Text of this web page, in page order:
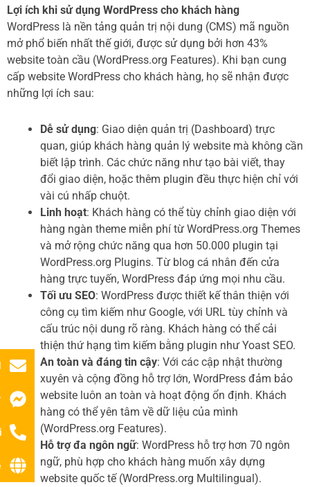
Lợi ích khi sử dụng WordPress cho khách hàng
WordPress là nền tảng quản trị nội dung (CMS) mã nguồn
mở phổ biến nhất thế giới, được sử dụng bởi hơn 43%
website toàn cầu (WordPress.org Features). Khi bạn cung
cấp website WordPress cho khách hàng, họ sẽ nhận được
những lợi ích sau:
Dễ sử dụng: Giao diện quản trị (Dashboard) trực
quan, giúp khách hàng quản lý website mà không cần
biết lập trình. Các chức năng như tạo bài viết, thay
đổi giao diện, hoặc thêm plugin đều thực hiện chỉ với
vài cú nhấp chuột.
Linh hoạt: Khách hàng có thể tùy chỉnh giao diện với
hàng ngàn theme miễn phí từ WordPress.org Themes
và mở rộng chức năng qua hơn 50.000 plugin tại
WordPress.org Plugins. Từ blog cá nhân đến cửa
hàng trực tuyến, WordPress đáp ứng mọi nhu cầu.
Tối ưu SEO: WordPress được thiết kế thân thiện với
công cụ tìm kiếm như Google, với URL tùy chỉnh và
cấu trúc nội dung rõ ràng. Khách hàng có thể cải
thiện thứ hạng tìm kiếm bằng plugin như Yoast SEO.
An toàn và đáng tin cậy: Với các cập nhật thường
xuyên và cộng đồng hỗ trợ lớn, WordPress đảm bảo
website luôn an toàn và hoạt động ổn định. Khách
hàng có thể yên tâm về dữ liệu của mình
(WordPress.org Features).
Hỗ trợ đa ngôn ngữ: WordPress hỗ trợ hơn 70 ngôn
ngữ, phù hợp cho khách hàng muốn xây dựng
website quốc tế (WordPress.org Multilingual).